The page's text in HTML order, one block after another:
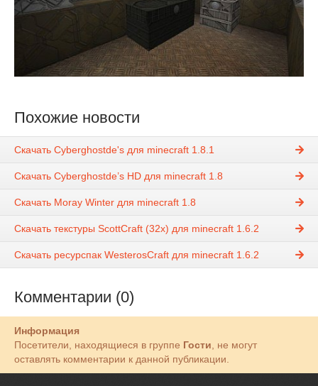
Похожие новости
Скачать Cyberghostde's для minecraft 1.8.1
Скачать Cyberghostde’s HD для minecraft 1.8
Скачать Moray Winter для minecraft 1.8
Скачать текстуры ScottCraft (32х) для minecraft 1.6.2
Скачать ресурспак WesterosCraft для minecraft 1.6.2
Комментарии (0)
Информация
Посетители, находящиеся в группе Гости , не могут
оставлять комментарии к данной публикации.